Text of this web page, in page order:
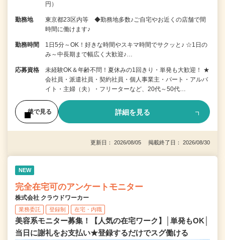
円）
勤務地
東京都23区内等 ◆勤務地多数♪ご自宅やお近くの店舗で間
時間に働けます♪
勤務時間
1日5分～OK！好きな時間やスキマ時間でサクッと♪ ☆1日の
み～中長期まで幅広く大歓迎♪…
応募資格
未経験OK＆年齢不問！夏休みの1回きり・単発も大歓迎！ ★
会社員・派遣社員・契約社員・個人事業主・パート・アルバ
イト・主婦（夫）・フリーターなど、20代～50代…
後で見る 詳細を見る
更新日： 2026/08/05 掲載終了日： 2026/08/30
NEW
完全在宅可のアンケートモニター
株式会社 クラウドワーカー
業務委託 登録制 在宅・内職
美容系モニター募集！【人気の在宅ワーク】│単発もOK│
当日に謝礼をお支払い★登録するだけでスグ働ける